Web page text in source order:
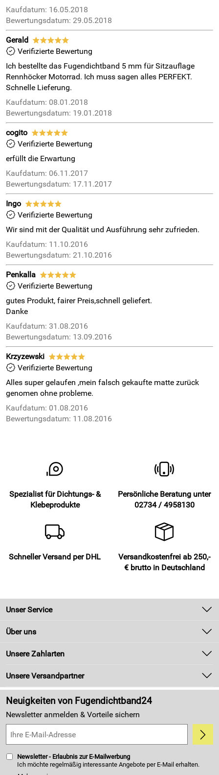
Kaufdatum: 16.05.2018
Bewertungsdatum: 29.05.2018
Gerald *****
Verifizierte Bewertung
Ich bestellte das Fugendichtband 5 mm für Sitzauflage
Rennhöcker Motorrad. Ich muss sagen alles PERFEKT.
Schnelle Lieferung.
Kaufdatum: 08.01.2018
Bewertungsdatum: 19.01.2018
cogito *****
Verifizierte Bewertung
erfüllt die Erwartung
Kaufdatum: 06.11.2017
Bewertungsdatum: 17.11.2017
Ingo *****
Verifizierte Bewertung
Wir sind mit der Qualität und Ausführung sehr zufrieden.
Kaufdatum: 11.10.2016
Bewertungsdatum: 21.10.2016
Penkalla *****
Verifizierte Bewertung
gutes Produkt, fairer Preis,schnell geliefert.
Danke
Kaufdatum: 31.08.2016
Bewertungsdatum: 13.09.2016
Krzyzewski *****
Verifizierte Bewertung
Alles super gelaufen ,mein falsch gekaufte matte zurück
genomen ohne probleme.
Kaufdatum: 01.08.2016
Bewertungsdatum: 11.08.2016
Spezialist für Dichtungs- &
Klebeprodukte
Persönliche Beratung unter
02734 / 4958130
Schneller Versand per DHL
Versandkostenfrei ab 250,-
€ brutto in Deutschland
Unser Service
Kontakt
Zahlung und Versand
Kundenlogin
Über uns
Unsere Bestseller
Neu
Made in Germany
Kundenbewertungen (4.405)
5,0/5*****
Unsere Zahlarten
Unsere Versandpartner
Neuigkeiten von Fugendichtband24
Newsletter anmelden & Vorteile sichern
Newsletter - Erlaubnis zur E-Mailwerbung
Ich möchte regelmäßig interessante Angebote per E-Mail erhalten.
Meine E-Mail-Adresse wird nicht an andere Unternehmen